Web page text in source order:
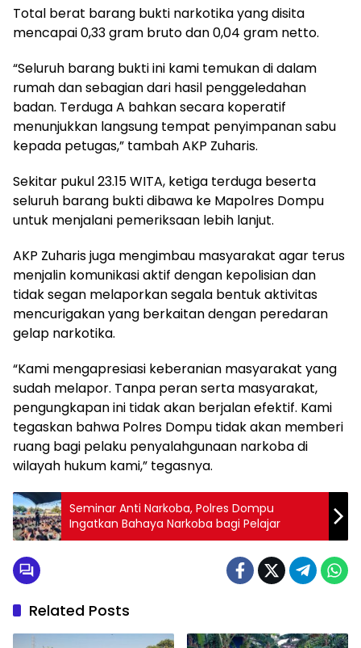
Total berat barang bukti narkotika yang disita
mencapai 0,33 gram bruto dan 0,04 gram netto.
“Seluruh barang bukti ini kami temukan di dalam
rumah dan sebagian dari hasil penggeledahan
badan. Terduga A bahkan secara koperatif
menunjukkan langsung tempat penyimpanan sabu
kepada petugas,” tambah AKP Zuharis.
Sekitar pukul 23.15 WITA, ketiga terduga beserta
seluruh barang bukti dibawa ke Mapolres Dompu
untuk menjalani pemeriksaan lebih lanjut.
AKP Zuharis juga mengimbau masyarakat agar terus
menjalin komunikasi aktif dengan kepolisian dan
tidak segan melaporkan segala bentuk aktivitas
mencurigakan yang berkaitan dengan peredaran
gelap narkotika.
“Kami mengapresiasi keberanian masyarakat yang
sudah melapor. Tanpa peran serta masyarakat,
pengungkapan ini tidak akan berjalan efektif. Kami
tegaskan bahwa Polres Dompu tidak akan memberi
ruang bagi pelaku penyalahgunaan narkoba di
wilayah hukum kami,” tegasnya.
Seminar Anti Narkoba, Polres Dompu
Ingatkan Bahaya Narkoba bagi Pelajar
Related Posts